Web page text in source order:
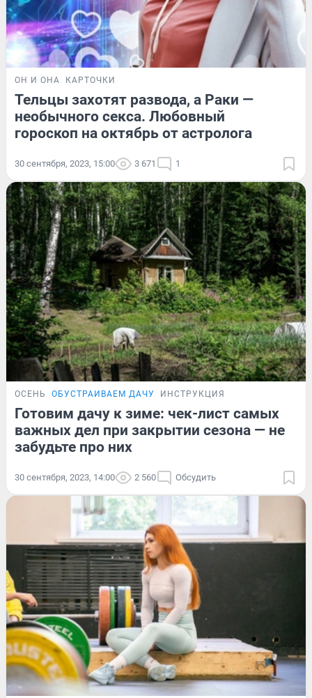
ОН И ОНА КАРТОЧКИ
Тельцы захотят развода, а Раки —
необычного секса. Любовный
гороскоп на октябрь от астролога
30 сентября, 2023, 15:00 3 671 1
ОСЕНЬ ОБУСТРАИВАЕМ ДАЧУ ИНСТРУКЦИЯ
Готовим дачу к зиме: чек-лист самых
важных дел при закрытии сезона — не
забудьте про них
30 сентября, 2023, 14:00 2 560 Обсудить